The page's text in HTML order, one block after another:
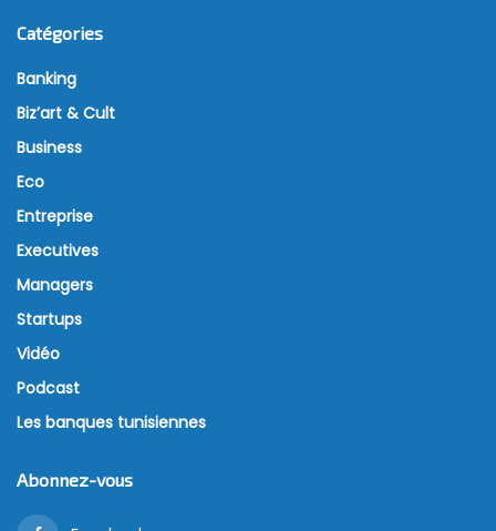
Catégories
Banking
Biz’art & Cult
Business
Eco
Entreprise
Executives
Managers
Startups
Vidéo
Podcast
Les banques tunisiennes
Abonnez-vous